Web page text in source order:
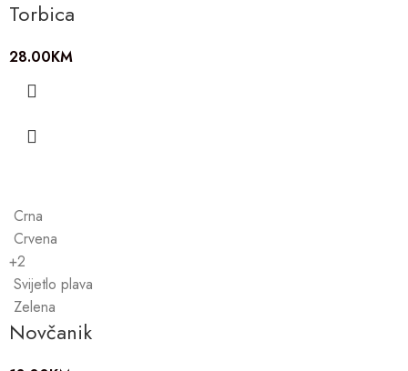
Torbica
28.00KM
Crna
Crvena
+2
Svijetlo plava
Zelena
Novčanik